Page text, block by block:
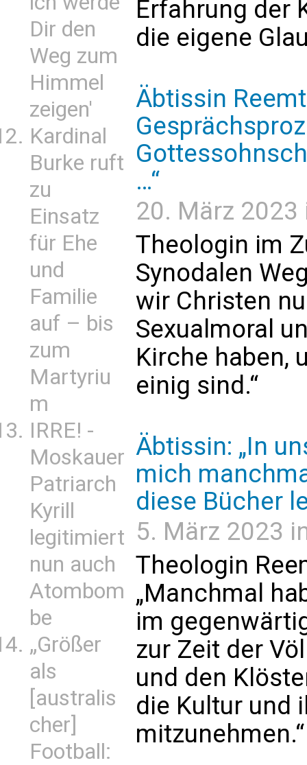
Dir den
Weg zum
Himmel
zeigen'
Kardinal
Burke ruft
zu
Einsatz
für Ehe
und
Familie
auf – bis
zum
Martyriu
m
IRRE! -
Moskauer
Patriarch
Kyrill
legitimiert
nun auch
Atombom
be
„Größer
als
[australis
cher]
Football:
Erfahrung der
die eigene
Äbtissin
…“
20. März
Theologin im
Synodalen
wir Christen
Sexualmoral
Kirche haben,
einig sind.“
Äbtissin: „In
mich
diese Bücher
5. März 2023
Theologin
„Manchmal
im
zur Zeit der
und den
die Kultur und
mitzunehmen.“